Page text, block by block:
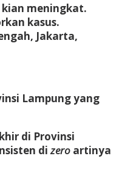
meningkat.
kasus.
Jakarta,
Lampung yang
di Provinsi
dizero artinya